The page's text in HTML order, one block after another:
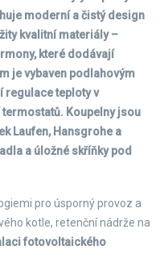
moderní a čistý design
kvalitní materiály –
které dodávají
je vybaven podlahovým
regulace teploty v
Koupelny jsou
Laufen, Hansgrohe a
a úložné skříňky pod
pro úsporný provoz a
kotle, retenční nádrže na
fotovoltaického